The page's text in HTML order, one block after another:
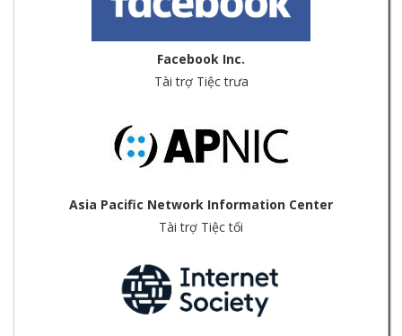
Facebook Inc.
Tài trợ Tiệc trưa
Asia Pacific Network Information Center
Tài trợ Tiệc tối